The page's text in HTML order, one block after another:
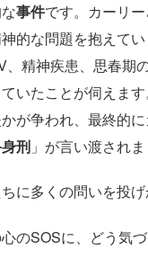
事件です。カーリ
的な問題を抱えてい
、精神疾患、思春期
いたことが伺えま
が争われ、最終的
刑 」が言い渡されま
に多くの問いを投げ
のSOSに、どう気